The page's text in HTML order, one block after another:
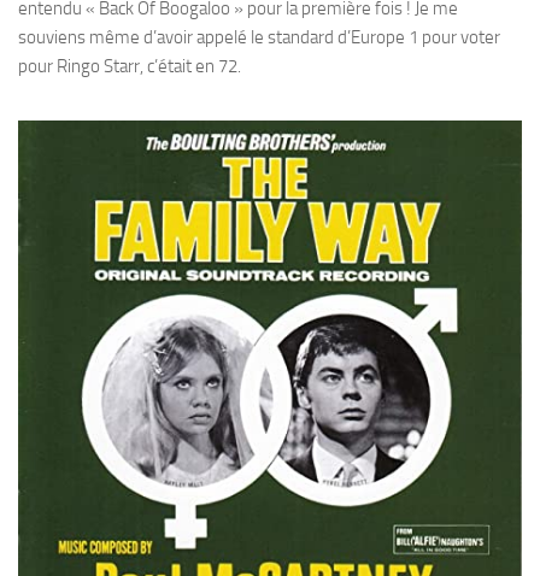
entendu « Back Of Boogaloo » pour la première fois ! Je me
souviens même d’avoir appelé le standard d’Europe 1 pour voter
pour Ringo Starr, c’était en 72.